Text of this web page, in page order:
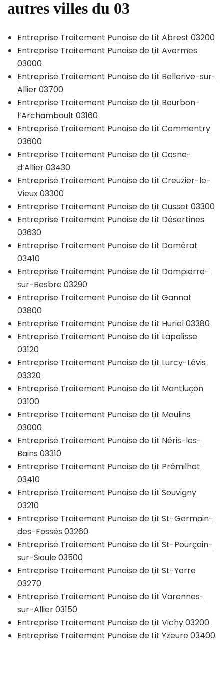
autres villes du 03
Entreprise Traitement Punaise de Lit Abrest 03200
Entreprise Traitement Punaise de Lit Avermes
03000
Entreprise Traitement Punaise de Lit Bellerive-sur-
Allier 03700
Entreprise Traitement Punaise de Lit Bourbon-
l’Archambault 03160
Entreprise Traitement Punaise de Lit Commentry
03600
Entreprise Traitement Punaise de Lit Cosne-
d’Allier 03430
Entreprise Traitement Punaise de Lit Creuzier-le-
Vieux 03300
Entreprise Traitement Punaise de Lit Cusset 03300
Entreprise Traitement Punaise de Lit Désertines
03630
Entreprise Traitement Punaise de Lit Domérat
03410
Entreprise Traitement Punaise de Lit Dompierre-
sur-Besbre 03290
Entreprise Traitement Punaise de Lit Gannat
03800
Entreprise Traitement Punaise de Lit Huriel 03380
Entreprise Traitement Punaise de Lit Lapalisse
03120
Entreprise Traitement Punaise de Lit Lurcy-Lévis
03320
Entreprise Traitement Punaise de Lit Montluçon
03100
Entreprise Traitement Punaise de Lit Moulins
03000
Entreprise Traitement Punaise de Lit Néris-les-
Bains 03310
Entreprise Traitement Punaise de Lit Prémilhat
03410
Entreprise Traitement Punaise de Lit Souvigny
03210
Entreprise Traitement Punaise de Lit St-Germain-
des-Fossés 03260
Entreprise Traitement Punaise de Lit St-Pourçain-
sur-Sioule 03500
Entreprise Traitement Punaise de Lit St-Yorre
03270
Entreprise Traitement Punaise de Lit Varennes-
sur-Allier 03150
Entreprise Traitement Punaise de Lit Vichy 03200
Entreprise Traitement Punaise de Lit Yzeure 03400